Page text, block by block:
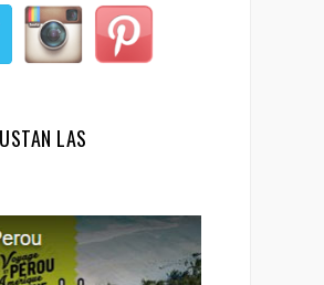
LAS